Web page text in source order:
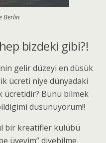
Berlin
bizdeki gibi?!
gelir düzeyi en düsük
ücreti niye dünyadaki
ücretidir? Bunu bilmek
düsünüyorum!!
bir kreatifler kulübü
üyeyim” diyebilme